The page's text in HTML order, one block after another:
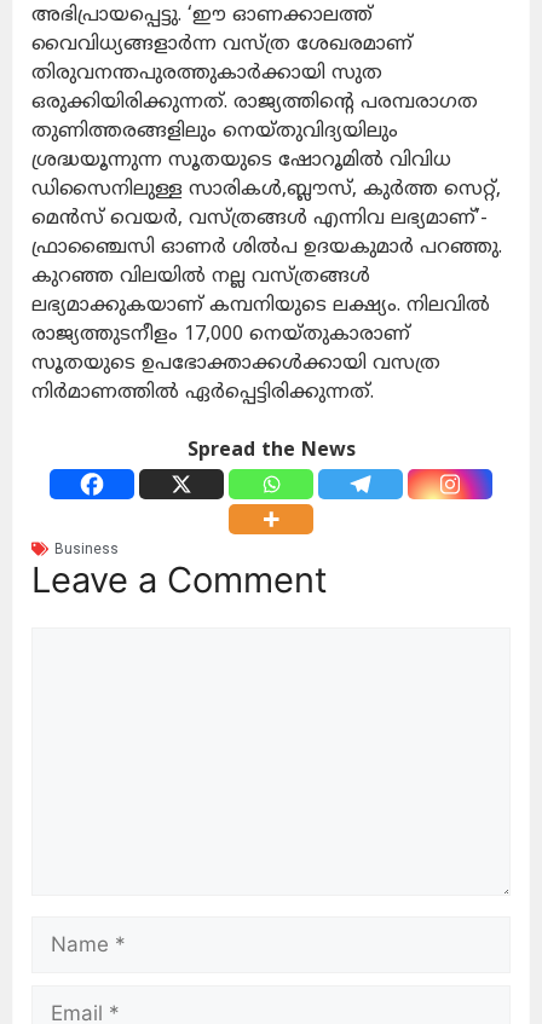
അഭിപ്രായപ്പെട്ടു. ‘ഈ ഓണക്കാലത്ത്
വൈവിധ്യങ്ങളാര്‍ന്ന വസ്ത്ര ശേഖരമാണ്
തിരുവനന്തപുരത്തുകാര്‍ക്കായി സുത
ഒരുക്കിയിരിക്കുന്നത്. രാജ്യത്തിന്റെ പരമ്പരാഗത
തുണിത്തരങ്ങളിലും നെയ്തുവിദ്യയിലും
ശ്രദ്ധയൂന്നുന്ന സൂതയുടെ ഷോറൂമില്‍ വിവിധ
ഡിസൈനിലുള്ള സാരികള്‍,ബ്ലൗസ്, കുര്‍ത്ത സെറ്റ്,
മെന്‍സ് വെയര്‍, വസ്ത്രങ്ങള്‍ എന്നിവ ലഭ്യമാണ്’-
ഫ്രാഞ്ചൈസി ഓണര്‍ ശില്‍പ ഉദയകുമാര്‍ പറഞ്ഞു.
കുറഞ്ഞ വിലയില്‍ നല്ല വസ്ത്രങ്ങള്‍
ലഭ്യമാക്കുകയാണ് കമ്പനിയുടെ ലക്ഷ്യം. നിലവില്‍
രാജ്യത്തുടനീളം 17,000 നെയ്തുകാരാണ്
സൂതയുടെ ഉപഭോക്താക്കള്‍ക്കായി വസത്ര
നിര്‍മാണത്തില്‍ ഏര്‍പ്പെട്ടിരിക്കുന്നത്.
Spread the News
Business
Leave a Comment